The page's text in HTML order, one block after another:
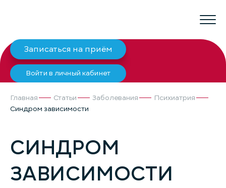
Записаться на приём
Войти в личный кабинет
Главная Статьи Заболевания
Психиатрия
Синдром зависимости
СИНДРОМ
ЗАВИСИМОСТИ